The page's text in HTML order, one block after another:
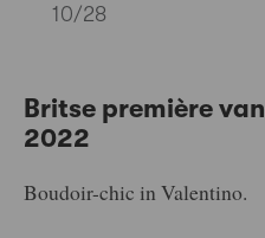
10/28
Britse première van
2022
Boudoir-chic in Valentino.